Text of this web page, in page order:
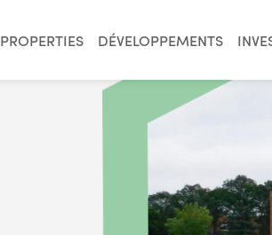
PROPERTIES DÉVELOPPEMENTS